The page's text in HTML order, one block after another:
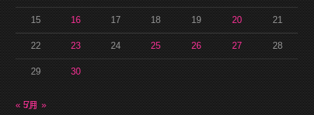
15 16 17 18 19 20 21
22 23 24 25 26 27 28
29 30
« 5月7月 »